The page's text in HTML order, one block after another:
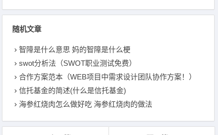
随机文章
智障是什么意思 妈的智障是什么梗
swot分析法（SWOT职业测试免费）
合作方案范本（WEB项目中需求设计团队协作方案！）
信托基金的简述(什么是信托基金)
海参红烧肉怎么做好吃 海参红烧肉的做法